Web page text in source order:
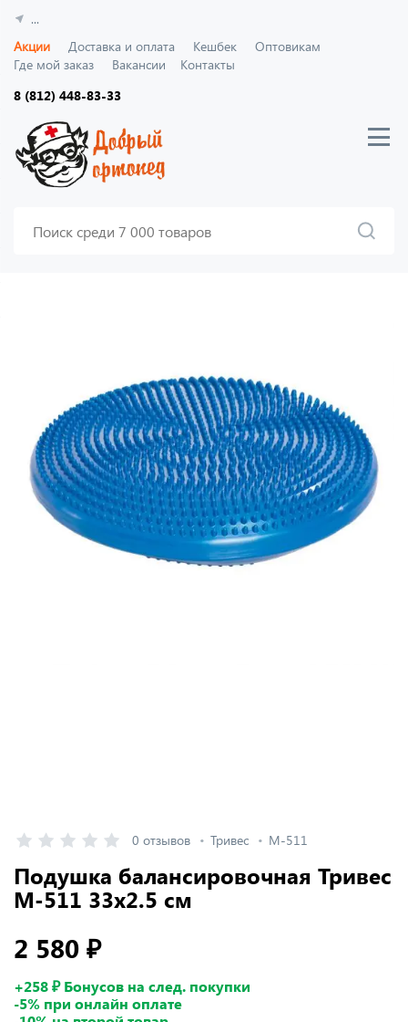
...
Акции
Доставка и оплата Кешбек
Оптовикам
Где мой заказ
Вакансии
Контакты
8 (812) 448-83-33
0 отзывов Тривес М-511
Подушка балансировочная Тривес
М-511 33х2.5 см
2 580 ₽
+258 ₽ Бонусов на след. покупки
-5% при онлайн оплате